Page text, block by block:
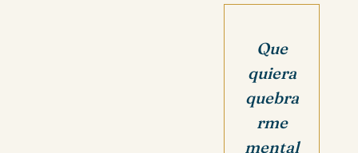
Que
quiera
quebra
rme
mental